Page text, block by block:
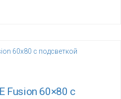
Fusion 60×80 с